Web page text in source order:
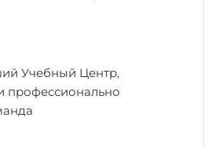
Учебный Центр,
профессионально